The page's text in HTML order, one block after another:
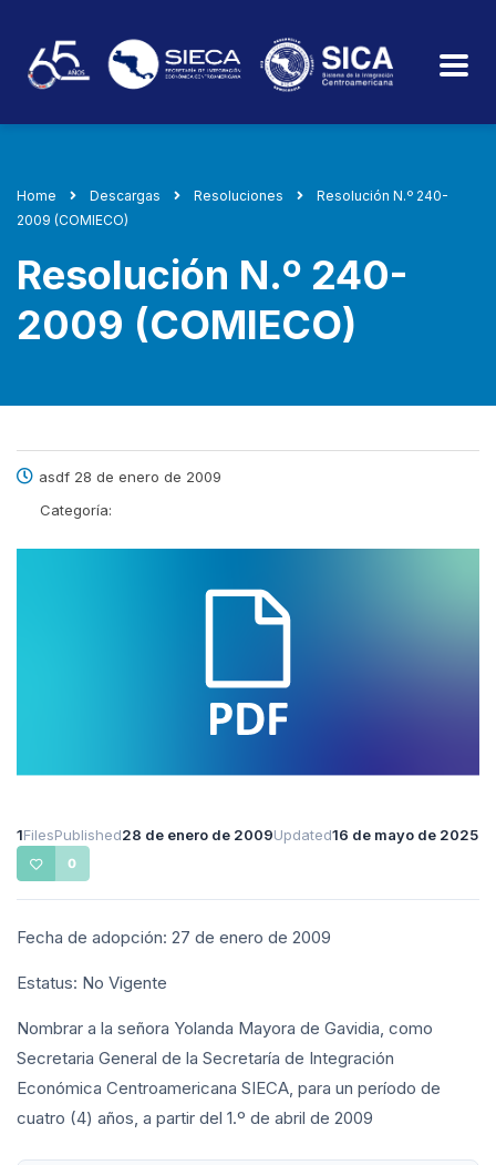
Home Descargas Resoluciones
Resolución N.º 240-
2009 (COMIECO)
Resolución N.º 240-
2009 (COMIECO)
asdf 28 de enero de 2009
Categoría:
1FilesPublished28 de enero de 2009Updated16 de mayo de 2025
0
Fecha de adopción: 27 de enero de 2009
Estatus: No Vigente
Nombrar a la señora Yolanda Mayora de Gavidia, como
Secretaria General de la Secretaría de Integración
Económica Centroamericana ­SIECA, para un período de
cuatro (4) años, a partir del 1.º de abril de 2009